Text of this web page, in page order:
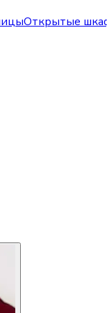
Открытые